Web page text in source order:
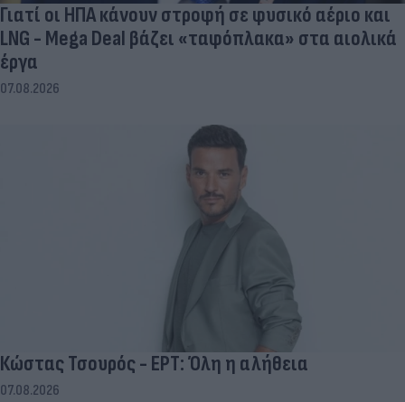
Γιατί οι ΗΠΑ κάνουν στροφή σε φυσικό αέριο και
LNG - Mega Deal βάζει «ταφόπλακα» στα αιολικά
έργα
07.08.2026
Κώστας Τσουρός - ΕΡΤ: Όλη η αλήθεια
07.08.2026